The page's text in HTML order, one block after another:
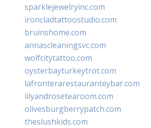
sparklejewelryinc.com
ironcladtattoostudio.com
bruinshome.com
annascleaningsvc.com
wolfcitytattoo.com
oysterbayturkeytrot.com
lafronterarestauranteybar.com
lilyandrosetearoom.com
olivesburgberrypatch.com
theslushkids.com